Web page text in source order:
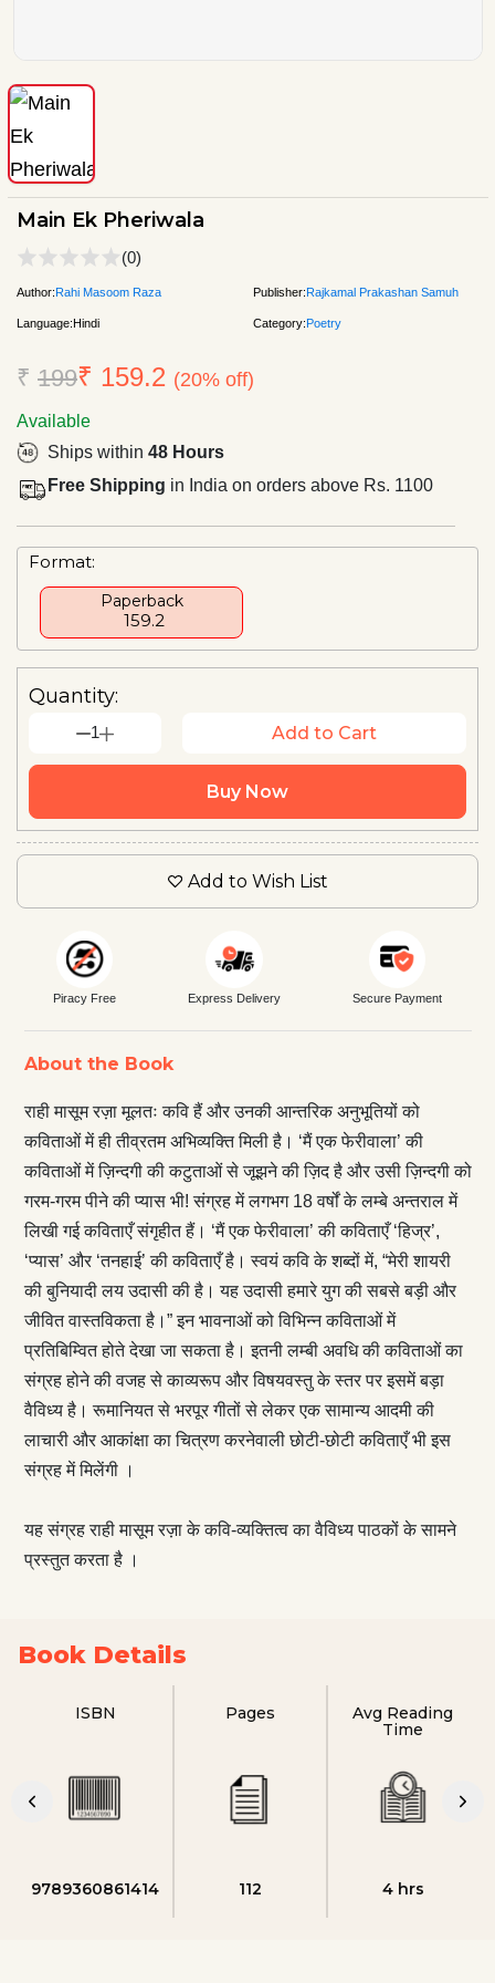
Main Ek Pheriwala
(0)
Author:Rahi Masoom Raza Publisher:Rajkamal Prakashan Samuh
Language:Hindi Category:Poetry
₹ 199₹ 159.2 (20% off)
Available
Ships within 48 Hours
Free Shipping in India on orders above Rs. 1100
Format:
Paperback
₹ 159.2
Quantity:
1 Add to Cart
Buy Now
Add to Wish List
Piracy Free Express Delivery Secure Payment
About the Book
राही मासूम रज़ा मूलतः कवि हैं और उनकी आन्तरिक अनुभूतियों को
कविताओं में ही तीव्रतम अभिव्यक्ति मिली है। ‘मैं एक फेरीवाला’ की
कविताओं में ज़िन्दगी की कटुताओं से जूझने की ज़िद है और उसी ज़िन्दगी को
गरम-गरम पीने की प्यास भी! संग्रह में लगभग 18 वर्षों के लम्बे अन्तराल में
लिखी गई कविताएँ संगृहीत हैं। ‘मैं एक फेरीवाला’ की कविताएँ ‘हिज्र’,
‘प्यास’ और ‘तनहाई’ की कविताएँ है। स्वयं कवि के शब्दों में, “मेरी शायरी
की बुनियादी लय उदासी की है। यह उदासी हमारे युग की सबसे बड़ी और
जीवित वास्तविकता है।” इन भावनाओं को विभिन्न कविताओं में
प्रतिबिम्वित होते देखा जा सकता है। इतनी लम्बी अवधि की कविताओं का
संग्रह होने की वजह से काव्यरूप और विषयवस्तु के स्तर पर इसमें बड़ा
वैविध्य है। रूमानियत से भरपूर गीतों से लेकर एक सामान्य आदमी की
लाचारी और आकांक्षा का चित्रण करनेवाली छोटी-छोटी कविताएँ भी इस
संग्रह में मिलेंगी ।
यह संग्रह राही मासूम रज़ा के कवि-व्यक्तित्व का वैविध्य पाठकों के सामने
प्रस्तुत करता है ।
Book Details
ISBN
9789360861414
Pages
112
Avg Reading
Time
4 hrs